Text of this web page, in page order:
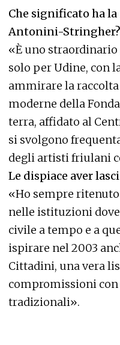
Che significato ha
Antonini-Stringher?
«È uno
solo per Udine, con
ammirare la raccolta
moderne della
terra, affidato al
si svolgono
degli artisti friulani
Le dispiace aver
«Ho sempre
nelle istituzioni
civile a tempo e a
ispirare nel 2003
Cittadini, una vera
compromissioni
tradizionali».